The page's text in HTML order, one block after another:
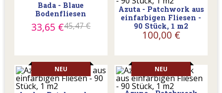
Bada - Blaue
Bodenfliesen
33,65 €45,47 €
Azuta - Patchwork aus
einfarbigen Fliesen -
90 Stück, 1 m2
100,00 €
NEU NEU